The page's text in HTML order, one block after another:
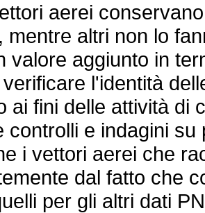
aerei
mentre altri non lo
valore aggiunto in
l'identità
ai fini delle attività di
controlli e indagini
i vettori aerei che
dal fatto che
per gli altri dati